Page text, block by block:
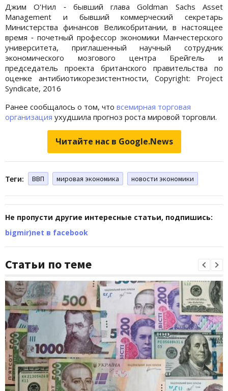
Джим О'Нил ‑ бывший глава Goldman Sachs Asset
Management и бывший коммерческий секретарь
Министерства финансов Великобритании, в настоящее
время ‑ почетный профессор экономики Манчестерского
университета, приглашенный научный сотрудник
экономического мозгового центра Брейгель и
председатель проекта британского правительства по
оценке антибиотикорезистентности, Copyright: Project
Syndicate, 2016
Ранее сообщалось о том, что всемирная торговая
организация ухудшила прогноз роста мировой торговли.
Читайте нас в Google.News
Теги: ВВП мировая экономика новости экономики
Не пропусти другие интересные статьи, подпишись:
bigmir)net в facebook
Статьи по теме